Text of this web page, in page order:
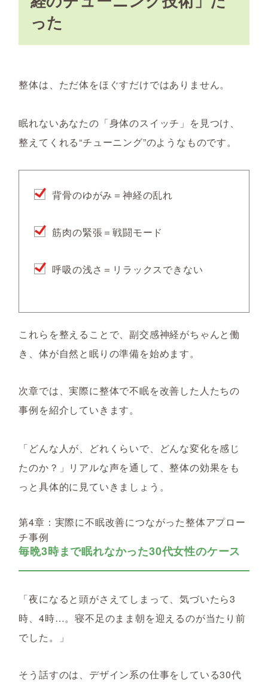
った
整体は、ただ体をほぐすだけではありません。
眠れないあなたの「身体のスイッチ」を見つけ、
整えてくれる“チューニング”のようなものです。
背骨のゆがみ＝神経の乱れ
筋肉の緊張＝戦闘モード
呼吸の浅さ＝リラックスできない
これらを整えることで、副交感神経がちゃんと働
き、体が自然と眠りの準備を始めます。
次章では、実際に整体で不眠を改善した人たちの
事例を紹介していきます。
「どんな人が、どれくらいで、どんな変化を感じ
たのか？」リアルな声を通して、整体の効果をも
っと具体的に見ていきましょう。
第4章：実際に不眠改善につながった整体アプロー
チ事例
毎晩3時まで眠れなかった30代女性のケース
「夜になると頭がさえてしまって、気づいたら3
時、4時…。寝不足のまま朝を迎えるのが当たり前
でした。」
そう話すのは、デザイン系の仕事をしている30代